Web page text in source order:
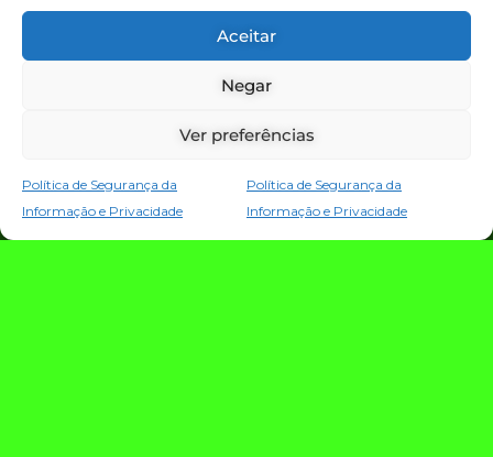
Aceitar
Negar
Ver preferências
Política de Segurança da
Informação e Privacidade
Política de Segurança da
Informação e Privacidade
TECNOLOGIA E NOTÍCIAS